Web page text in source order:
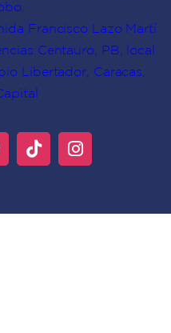
Francisco Lazo Martí
Centauro, PB, local
Libertador, Caracas,